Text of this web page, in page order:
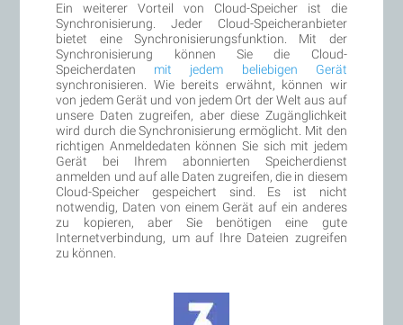
Ein weiterer Vorteil von Cloud-Speicher ist die
Synchronisierung. Jeder Cloud-Speicheranbieter
bietet eine Synchronisierungsfunktion. Mit der
Synchronisierung können Sie die Cloud-
Speicherdaten mit jedem beliebigen Gerät
synchronisieren. Wie bereits erwähnt, können wir
von jedem Gerät und von jedem Ort der Welt aus auf
unsere Daten zugreifen, aber diese Zugänglichkeit
wird durch die Synchronisierung ermöglicht. Mit den
richtigen Anmeldedaten können Sie sich mit jedem
Gerät bei Ihrem abonnierten Speicherdienst
anmelden und auf alle Daten zugreifen, die in diesem
Cloud-Speicher gespeichert sind. Es ist nicht
notwendig, Daten von einem Gerät auf ein anderes
zu kopieren, aber Sie benötigen eine gute
Internetverbindung, um auf Ihre Dateien zugreifen
zu können.